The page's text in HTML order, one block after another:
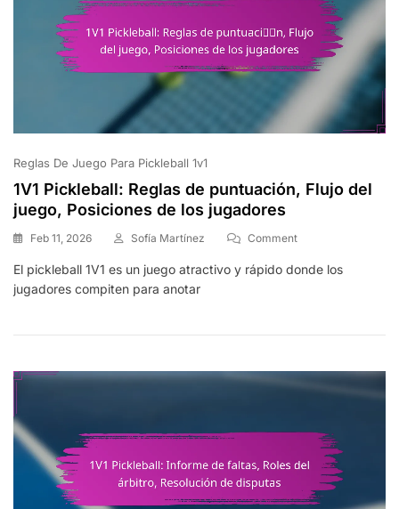
Reglas De Juego Para Pickleball 1v1
1V1 Pickleball: Reglas de puntuación, Flujo del
juego, Posiciones de los jugadores
Feb 11, 2026 Sofía Martínez CommentOn
Pickleball:
Flujo
Juego,
Posiciones
Jugadores
El pickleball 1V1 es un juego atractivo y rápido donde los
jugadores compiten para anotar